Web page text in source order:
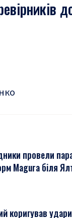
провели
Magura біля
коригував